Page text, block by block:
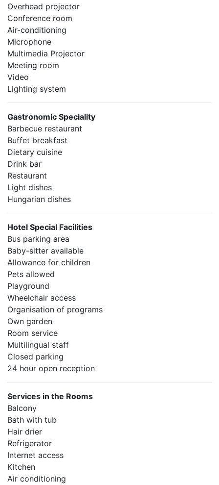
Overhead projector
Conference room
Air-conditioning
Microphone
Multimedia Projector
Meeting room
Video
Lighting system
Gastronomic Speciality
Barbecue restaurant
Buffet breakfast
Dietary cuisine
Drink bar
Restaurant
Light dishes
Hungarian dishes
Hotel Special Facilities
Bus parking area
Baby-sitter available
Allowance for children
Pets allowed
Playground
Wheelchair access
Organisation of programs
Own garden
Room service
Multilingual staff
Closed parking
24 hour open reception
Services in the Rooms
Balcony
Bath with tub
Hair drier
Refrigerator
Internet access
Kitchen
Air conditioning